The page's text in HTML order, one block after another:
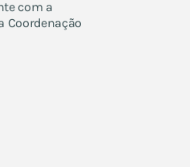
com a
Coordenação